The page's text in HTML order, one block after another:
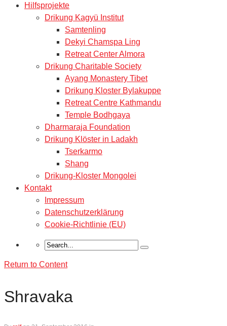
Hilfsprojekte
Drikung Kagyü Institut
Samtenling
Dekyi Chamspa Ling
Retreat Center Almora
Drikung Charitable Society
Ayang Monastery Tibet
Drikung Kloster Bylakuppe
Retreat Centre Kathmandu
Temple Bodhgaya
Dharmaraja Foundation
Drikung Klöster in Ladakh
Tserkarmo
Shang
Drikung-Kloster Mongolei
Kontakt
Impressum
Datenschutzerklärung
Cookie-Richtlinie (EU)
Return to Content
Shravaka